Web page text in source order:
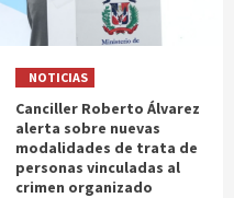
NOTICIAS
Canciller Roberto Álvarez
alerta sobre nuevas
modalidades de trata de
personas vinculadas al
crimen organizado